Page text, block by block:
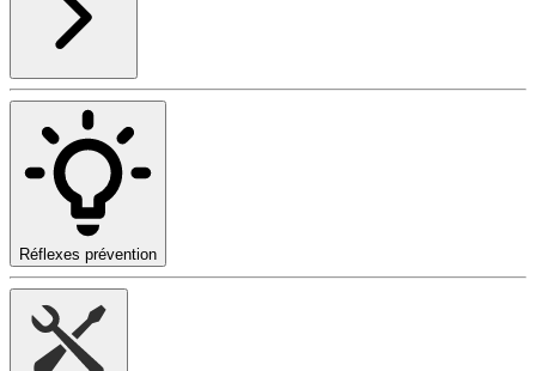
Réflexes prévention